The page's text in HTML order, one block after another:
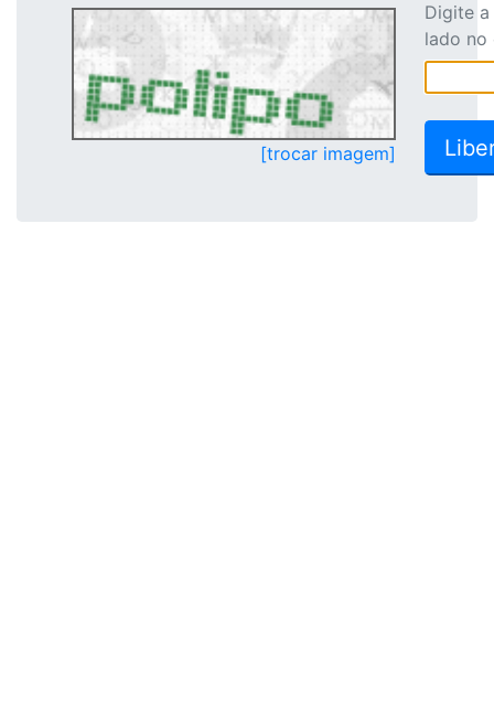
[trocar imagem]
Digite
lado no